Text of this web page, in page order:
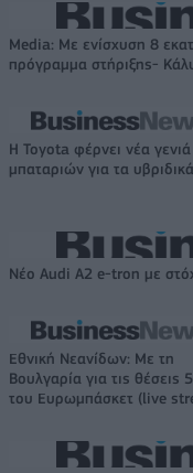
Media: Με ενίσχυση 8
πρόγραμμα στήριξης-
Η Toyota φέρνει νέα γενιά
μπαταριών για τα
Νέο Audi A2 e-tron με
Εθνική Νεανίδων: Με τη
Βουλγαρία για τις θέσεις
του Ευρωμπάσκετ (live